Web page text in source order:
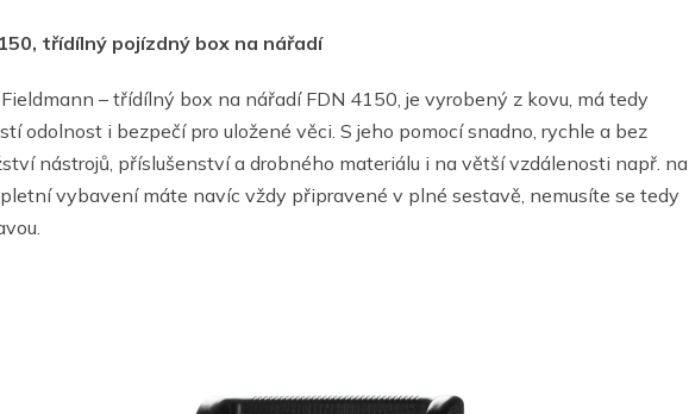
třídílný pojízdný box na nářadí
– třídílný box na nářadí FDN 4150, je vyrobený z kovu, má tedy
odolnost i bezpečí pro uložené věci. S jeho pomocí snadno, rychle a bez
nástrojů, příslušenství a drobného materiálu i na větší vzdálenosti např. na
vybavení máte navíc vždy připravené v plné sestavě, nemusíte se tedy